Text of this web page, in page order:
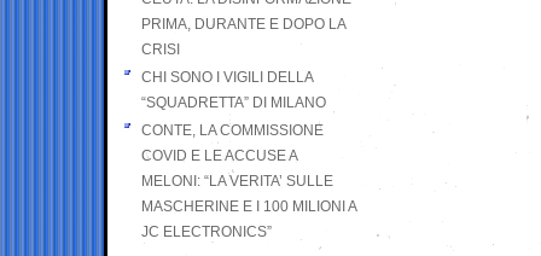
PRIMA, DURANTE E DOPO LA
CRISI
CHI SONO I VIGILI DELLA
“SQUADRETTA” DI MILANO
CONTE, LA COMMISSIONE
COVID E LE ACCUSE A
MELONI: “LA VERITA’ SULLE
MASCHERINE E I 100 MILIONI A
JC ELECTRONICS”